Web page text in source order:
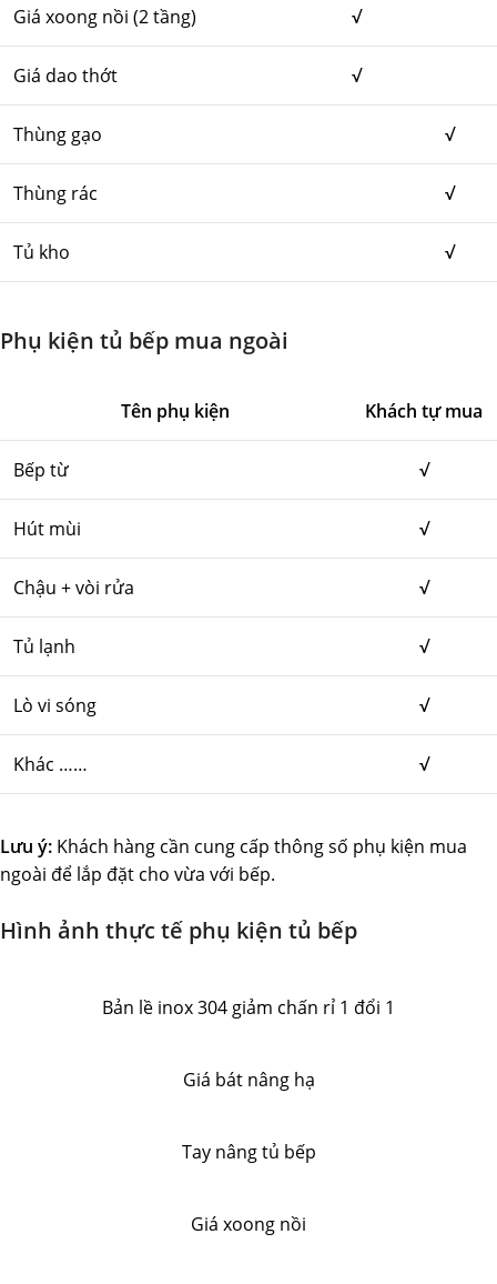
Giá xoong nồi (2 tầng) √
Giá dao thớt √
Thùng gạo √
Thùng rác √
Tủ kho √
Phụ kiện tủ bếp mua ngoài
Tên phụ kiện Khách tự mua
Bếp từ √
Hút mùi √
Chậu + vòi rửa √
Tủ lạnh √
Lò vi sóng √
Khác …… √
Lưu ý: Khách hàng cần cung cấp thông số phụ kiện mua
ngoài để lắp đặt cho vừa với bếp.
Hình ảnh thực tế phụ kiện tủ bếp
Bản lề inox 304 giảm chấn rỉ 1 đổi 1
Giá bát nâng hạ
Tay nâng tủ bếp
Giá xoong nồi